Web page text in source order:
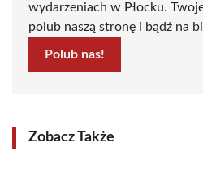
wydarzeniach w Płocku.
polub naszą stronę i bądź na
Polub nas!
Zobacz Także